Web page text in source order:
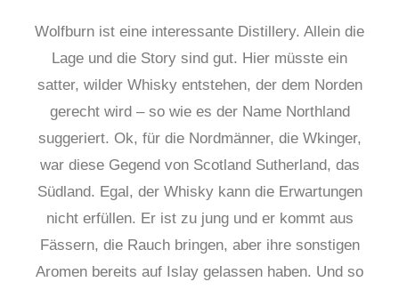
Wolfburn ist eine interessante Distillery. Allein die
Lage und die Story sind gut. Hier müsste ein
satter, wilder Whisky entstehen, der dem Norden
gerecht wird – so wie es der Name Northland
suggeriert. Ok, für die Nordmänner, die Wkinger,
war diese Gegend von Scotland Sutherland, das
Südland. Egal, der Whisky kann die Erwartungen
nicht erfüllen. Er ist zu jung und er kommt aus
Fässern, die Rauch bringen, aber ihre sonstigen
Aromen bereits auf Islay gelassen haben. Und so